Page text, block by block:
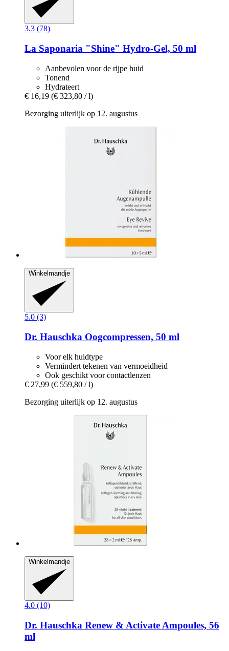
3.3 (78)
La Saponaria "Shine" Hydro-​Gel, 50 ml
Aanbevolen voor de rijpe huid
Tonend
Hydrateert
€ 16,19 (€ 323,80 / l)
Bezorging uiterlijk op 12. augustus
Winkelmandje
5.0 (3)
Dr. Hauschka Oogcompressen, 50 ml
Voor elk huidtype
Vermindert tekenen van vermoeidheid
Ook geschikt voor contactlenzen
€ 27,99 (€ 559,80 / l)
Bezorging uiterlijk op 12. augustus
Winkelmandje
4.0 (10)
Dr. Hauschka Renew & Activate Ampoules, 56
ml